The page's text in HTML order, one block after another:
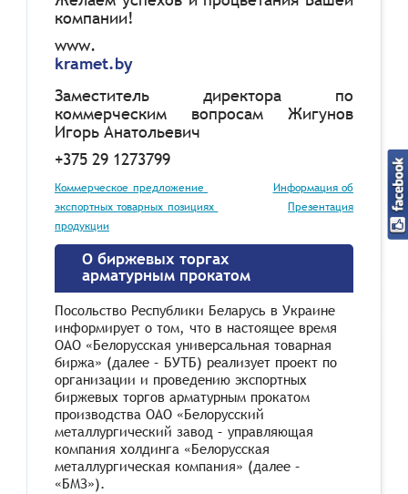
компании!
www.
kramet.by
Заместитель директора по
коммерческим вопросам Жигунов
Игорь Анатольевич
+375 29 1273799
Коммерческое предложение
Информация об
экспортных товарных позициях
Презентация
продукции
О биржевых торгах
арматурным прокатом
Посольство Республики Беларусь в Украине
информирует о том, что в настоящее время
ОАО «Белорусская универсальная товарная
биржа» (далее – БУТБ) реализует проект по
организации и проведению экспортных
биржевых торгов арматурным прокатом
производства ОАО «Белорусский
металлургический завод – управляющая
компания холдинга «Белорусская
металлургическая компания» (далее –
«БМЗ»).